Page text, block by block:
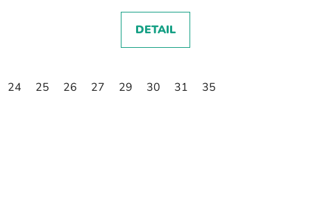
DETAIL
24 25 26 27 29 30 31 35